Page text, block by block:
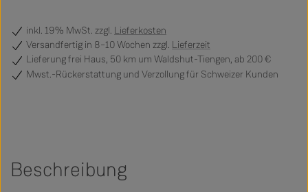
inkl. 19% MwSt. zzgl. Lieferkosten
Versandfertig in 8–10 Wochen zzgl. Lieferzeit
Lieferung frei Haus, 50 km um Waldshut-Tiengen, ab 200 €
Mwst.-Rückerstattung und Verzollung für Schweizer Kunden
Beschreibung